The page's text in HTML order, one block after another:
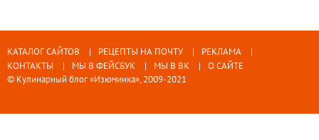
КАТАЛОГ САЙТОВ РЕЦЕПТЫ НА ПОЧТУ
РЕКЛАМА
КОНТАКТЫ
МЫ В ФЕЙСБУК МЫ В ВК
О САЙТЕ
© Кулинарный блог «Изюминка», 2009-2021